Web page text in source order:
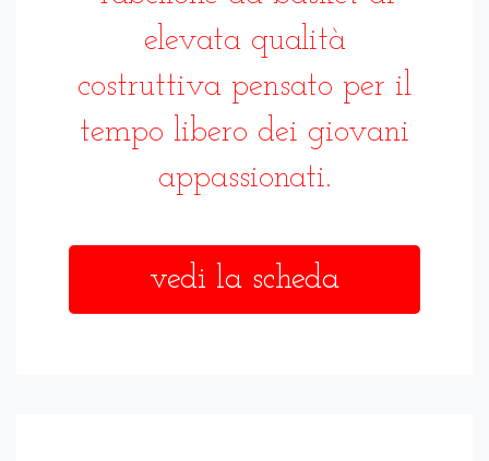
elevata qualità
costruttiva pensato per il
tempo libero dei giovani
appassionati.
vedi la scheda